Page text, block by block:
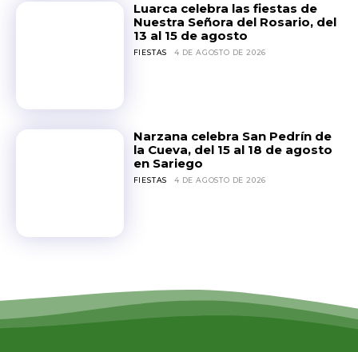
Luarca celebra las fiestas de
Nuestra Señora del Rosario, del
13 al 15 de agosto
FIESTAS 4 DE AGOSTO DE 2026
Narzana celebra San Pedrín de
la Cueva, del 15 al 18 de agosto
en Sariego
FIESTAS 4 DE AGOSTO DE 2026